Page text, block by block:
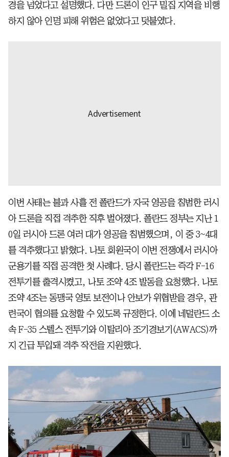
경을 넘었다고 설명했다. 다만 드론이 인구 밀집 지역을 비행
하지 않아 인명 피해 위험은 없었다고 덧붙였다.
이번 사태는 불과 사흘 전 폴란드가 자국 영공을 침범한 러시
아 드론을 직접 격추한 직후 벌어졌다. 폴란드 정부는 지난 1
0일 러시아 드론 여러 대가 영공을 침범했으며, 이 중 3~4대
를 격추했다고 밝혔다. 나토 회원국이 이번 전쟁에서 러시아
군용기를 직접 공격한 첫 사례다. 당시 폴란드는 즉각 F-16
전투기를 출격시켰고, 나토 조약 4조 발동을 요청했다. 나토
조약 4조는 동맹국 영토 보전이나 안보가 위협받을 경우, 관
련국이 협의를 요청할 수 있도록 규정한다. 이에 네덜란드 소
속 F-35 스텔스 전투기와 이탈리아 조기경보기(AWACS)까
지 긴급 투입돼 격추 작전을 지원했다.